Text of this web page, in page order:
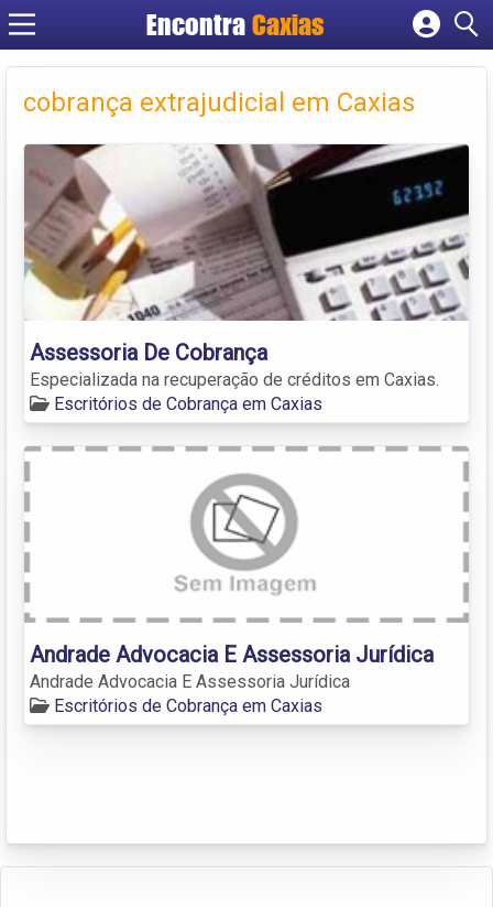
EncontraCaxias
Cadastrar empresa
Criar conta
cobrança extrajudicial em Caxias
Assessoria De Cobrança
Especializada na recuperação de créditos em Caxias.
Escritórios de Cobrança em Caxias
Andrade Advocacia E Assessoria Jurídica
Andrade Advocacia E Assessoria Jurídica
Escritórios de Cobrança em Caxias